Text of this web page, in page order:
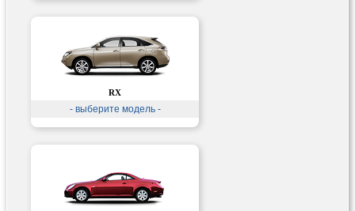
RX
- выберите модель -